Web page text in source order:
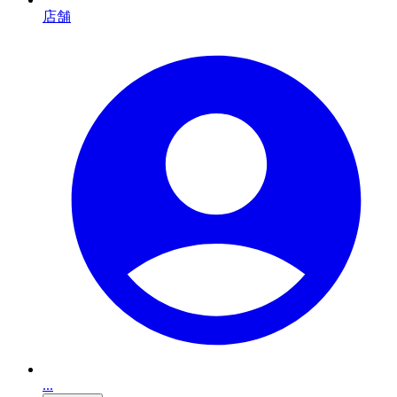
店舗
...